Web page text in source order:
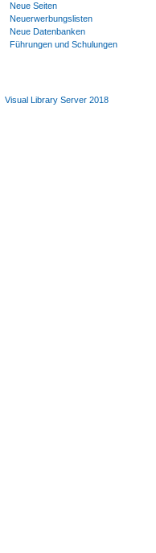
Neue Seiten
Neuerwerbungslisten
Neue Datenbanken
Führungen und Schulungen
Visual Library Server 2018